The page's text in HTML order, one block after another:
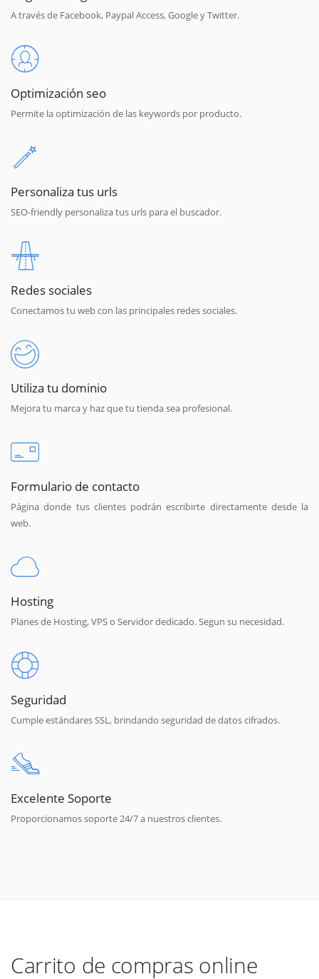
A través de Facebook, Paypal Access, Google y Twitter.
Optimización seo
Permite la optimización de las keywords por producto.
Personaliza tus urls
SEO-friendly personaliza tus urls para el buscador.
Redes sociales
Conectamos tu web con las principales redes sociales.
Utiliza tu dominio
Mejora tu marca y haz que tu tienda sea profesional.
Formulario de contacto
Página donde tus clientes podrán escribirte directamente desde la
web.
Hosting
Planes de Hosting, VPS o Servidor dedicado. Segun su necesidad.
Seguridad
Cumple estándares SSL, brindando seguridad de datos cifrados.
Excelente Soporte
Proporcionamos soporte 24/7 a nuestros clientes.
Carrito de compras online